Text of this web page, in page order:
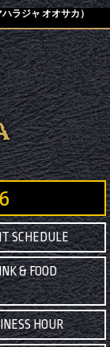
ハラジャ オオサカ）
SCHEDULE
& FOOD
HOUR